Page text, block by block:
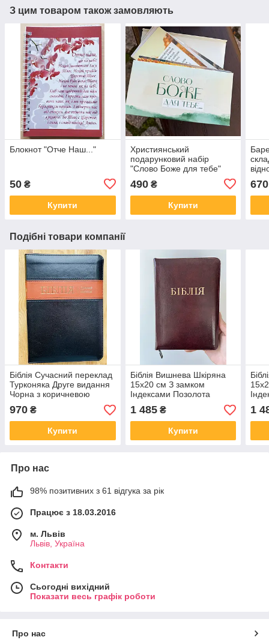
З цим товаром також замовляють
Блокнот "Отче Наш..."
50 ₴
Купити
Християнський
подарунковий набір
"Слово Боже для тебе"
490₴
Купити
670
Подібні товари компанії
Біблія Сучасний переклад
Турконяка Друге видання
Чорна з коричневою
вставкою 15х20 см З
замком Індексами
970 ₴
Купити
Біблія Вишнева Шкіряна
15х20 см З замком
Індексами Позолота
1 485₴
Купити
1
Про нас
98% позитивних з 61 відгука за рік
Працює з 18.03.2016
м. Львів
Львів, Україна
Контакти
Сьогодні вихідний
Показати весь графік роботи
Про нас